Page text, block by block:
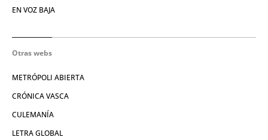
EN VOZ BAJA
Otras webs
METRÓPOLI ABIERTA
CRÓNICA VASCA
CULEMANÍA
LETRA GLOBAL